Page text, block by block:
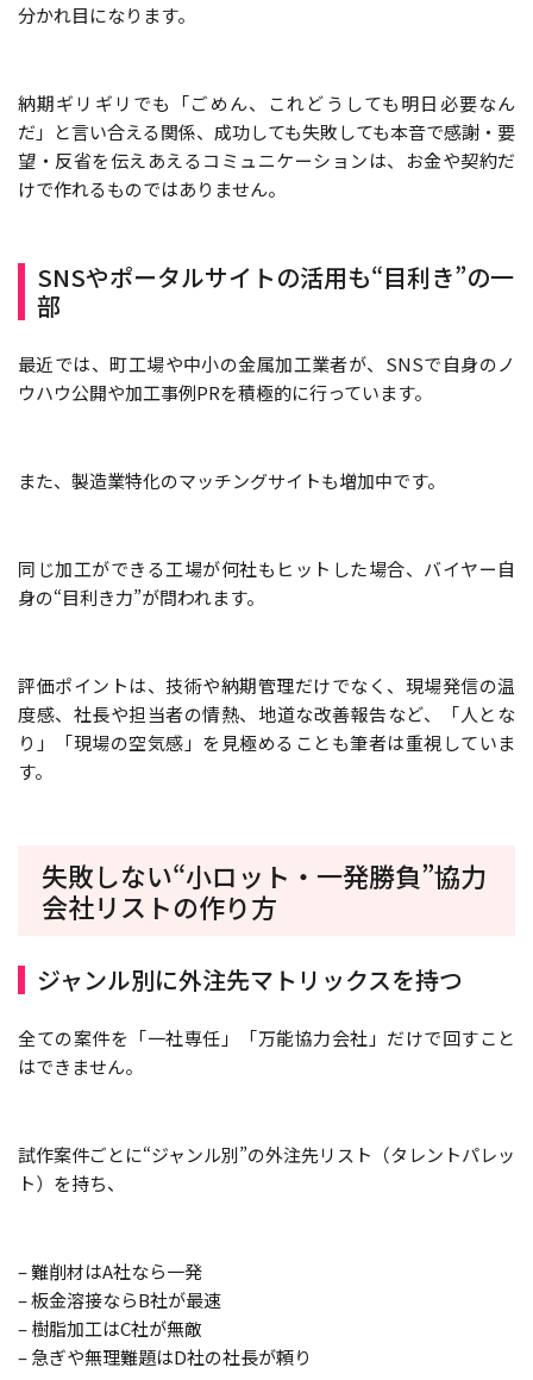
分かれ目になります。
納期ギリギリでも「ごめん、これどうしても明日必要なん
だ」と言い合える関係、成功しても失敗しても本音で感謝・要
望・反省を伝えあえるコミュニケーションは、お金や契約だ
けで作れるものではありません。
SNSやポータルサイトの活用も“目利き”の一
部
最近では、町工場や中小の金属加工業者が、SNSで自身のノ
ウハウ公開や加工事例PRを積極的に行っています。
また、製造業特化のマッチングサイトも増加中です。
同じ加工ができる工場が何社もヒットした場合、バイヤー自
身の“目利き力”が問われます。
評価ポイントは、技術や納期管理だけでなく、現場発信の温
度感、社長や担当者の情熱、地道な改善報告など、「人とな
り」「現場の空気感」を見極めることも筆者は重視していま
す。
失敗しない“小ロット・一発勝負”協力
会社リストの作り方
ジャンル別に外注先マトリックスを持つ
全ての案件を「一社専任」「万能協力会社」だけで回すこと
はできません。
試作案件ごとに“ジャンル別”の外注先リスト（タレントパレッ
ト）を持ち、
– 難削材はA社なら一発
– 板金溶接ならB社が最速
– 樹脂加工はC社が無敵
– 急ぎや無理難題はD社の社長が頼り